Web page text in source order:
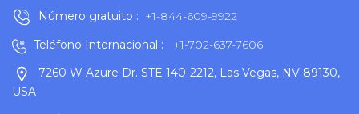
Número gratuito : +1-844-609-9922
Teléfono Internacional :
+1-702-637-7606
7260 W Azure Dr. STE 140-2212, Las Vegas, NV 89130,
USA